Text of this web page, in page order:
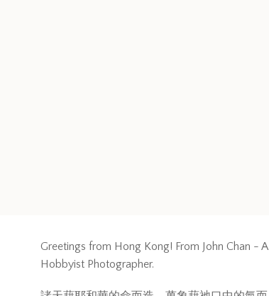
Greetings from Hong Kong! From John Chan - A
Hobbyist Photographer.